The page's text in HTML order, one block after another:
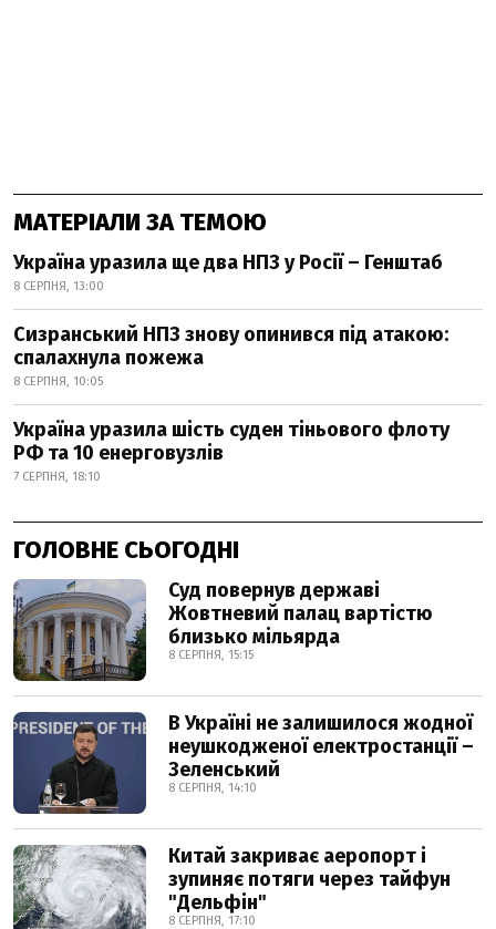
МАТЕРІАЛИ ЗА ТЕМОЮ
Україна уразила ще два НПЗ у Росії – Генштаб
8 СЕРПНЯ, 13:00
Сизранський НПЗ знову опинився під атакою:
спалахнула пожежа
8 СЕРПНЯ, 10:05
Україна уразила шість суден тіньового флоту
РФ та 10 енерговузлів
7 СЕРПНЯ, 18:10
ГОЛОВНЕ СЬОГОДНІ
Суд повернув державі
Жовтневий палац вартістю
близько мільярда
8 СЕРПНЯ, 15:15
В Україні не залишилося жодної
неушкодженої електростанції –
Зеленський
8 СЕРПНЯ, 14:10
Китай закриває аеропорт і
зупиняє потяги через тайфун
"Дельфін"
8 СЕРПНЯ, 17:10